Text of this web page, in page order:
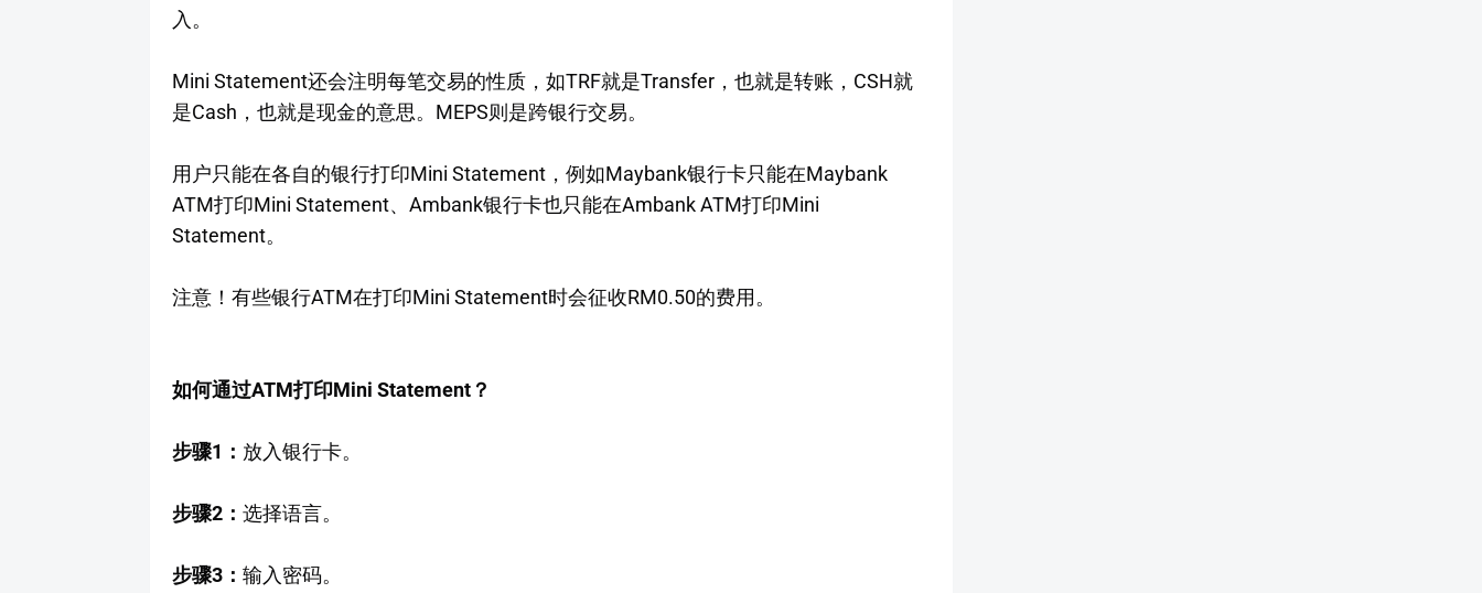
入。
Mini Statement还会注明每笔交易的性质，如TRF就是Transfer，也就是转账，CSH就
是Cash，也就是现金的意思。MEPS则是跨银行交易。
用户只能在各自的银行打印Mini Statement，例如Maybank银行卡只能在Maybank
ATM打印Mini Statement、Ambank银行卡也只能在Ambank ATM打印Mini
Statement。
注意！有些银行ATM在打印Mini Statement时会征收RM0.50的费用。
如何通过ATM打印Mini Statement？
步骤1： 放入银行卡。
步骤2： 选择语言。
步骤3： 输入密码。